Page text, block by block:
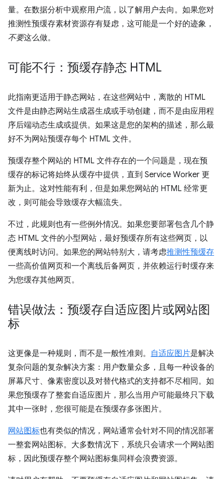
量。在数据分析中观察用户流，以了解用户去向。如果您对
推测性预缓存素材资源存有疑虑，这可能是一个好的迹象，
不要这么做。
可能不行：预缓存静态 HTML
此指南更适用于静态网站，在这些网站中，离散的 HTML
文件是由静态网站生成器生成或手动创建，而不是由应用程
序后端动态生成或提供。如果这是您的架构的描述，那么最
好不为网站预缓存每个 HTML 文件。
预缓存整个网站的 HTML 文件存在的一个问题是，现在预
缓存的标记将始终从缓存中提供，直到 Service Worker 更
新为止。这对性能有利，但是如果您网站的 HTML 经常更
改，则可能会导致缓存大幅流失。
不过，此规则也有一些例外情况。如果您要部署包含几个静
态 HTML 文件的小型网站，最好预缓存所有这些网页，以
便离线时访问。如果您的网站特别大，请考虑推测性预缓存
一些高价值网页和一个离线后备网页，并依赖运行时缓存来
为您缓存其他网页。
错误做法：预缓存自适应图片或网站图
标
这更像是一种规则，而不是一般性准则。 自适应图片是解决
复杂问题的复杂解决方案：用户数量众多，且每一种设备的
屏幕尺寸、像素密度以及对替代格式的支持都不尽相同。如
果您预缓存了整套自适应图片，那么当用户可能最终只下载
其中一张时，您很可能是在预缓存多张图片。
网站图标也有类似的情况，网站通常会针对不同的情况部署
一整套网站图标。大多数情况下，系统只会请求一个网站图
标，因此预缓存整个网站图标集同样会浪费资源。